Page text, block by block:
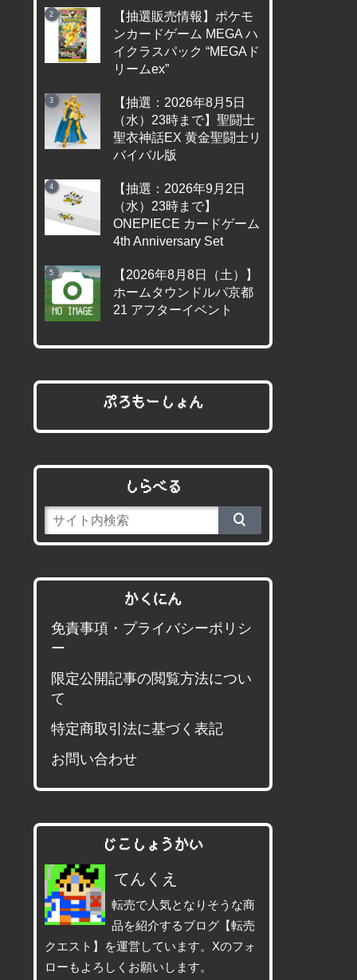
【抽選販売情報】ポケモ
ンカードゲーム MEGA ハ
イクラスパック “MEGAド
リームex”
【抽選：2026年8月5日
（水）23時まで】聖闘士
聖衣神話EX 黄金聖闘士リ
バイバル版
【抽選：2026年9月2日
（水）23時まで】
ONEPIECE カードゲーム
4th Anniversary Set
【2026年8月8日（土）】
ホームタウンドルパ京都
21 アフターイベント
ぷろもーしょん
しらべる
かくにん
免責事項・プライバシーポリシ
ー
限定公開記事の閲覧方法につい
て
特定商取引法に基づく表記
お問い合わせ
じこしょうかい
てんくえ
転売で人気となりそうな商
品を紹介するブログ【転売
クエスト】を運営しています。Xのフォ
ローもよろしくお願いします。